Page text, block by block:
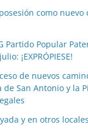
como nuevo
Partido Popular
¡EXPRÓPIESE!
de nuevos
de San Antonio y la
y en otros